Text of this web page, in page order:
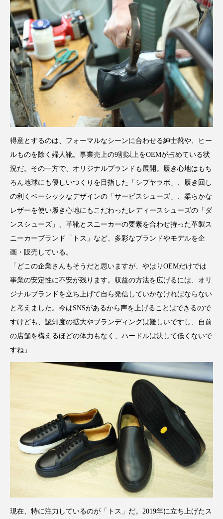
得意とするのは、フォーマルなシーンに合わせる紳士靴や、ヒー
ルものを除く婦人靴。事業売上の9割以上をOEMが占めている状
況だ。その一方で、オリジナルブランドも展開。履き心地はもち
ろん地球にも優しいつくりを目指した「シブヤラボ」、履き回し
の利くベーシックなデザインの「サービスシューズ」、柔らかな
レザーを使い履き心地にもこだわったレディースシューズの「ダ
ンスシューズ」、革靴とスニーカーの要素を合わせ持った革製ス
ニーカーブランド「トス」など、多彩なブランドやモデルを企
画・販売している。
「どこの企業さんもそうだと思いますが、やはりOEMだけでは
事業の安定性に不安が残ります。収益の方法を広げるには、オリ
ジナルブランドを立ち上げて自ら発信していかなければならない
と考えました。今はSNSがあるから声を上げることはできるので
すけども、認知度の拡大やブランディングは難しいですし、自前
の店舗を構えるほどの体力もなく、ハードルは決して低くないで
すね」
現在、特に注力しているのが「トス」だ。2019年に立ち上げたス